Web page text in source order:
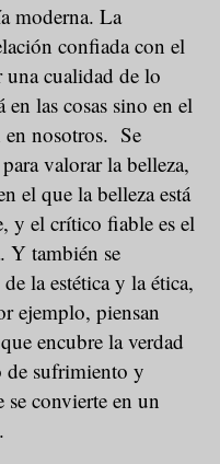
moderna. La
confiada con el
una cualidad de lo
las cosas sino en el
en nosotros. Se
valorar la belleza,
el que la belleza está
y el crítico fiable es el
Y también se
la estética y la ética,
ejemplo, piensan
encubre la verdad
de sufrimiento y
se convierte en un